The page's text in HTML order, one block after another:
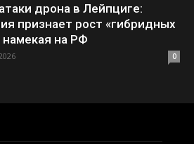
дрона в Лейпциге:
признает рост «гибридных
намекая на РФ
0